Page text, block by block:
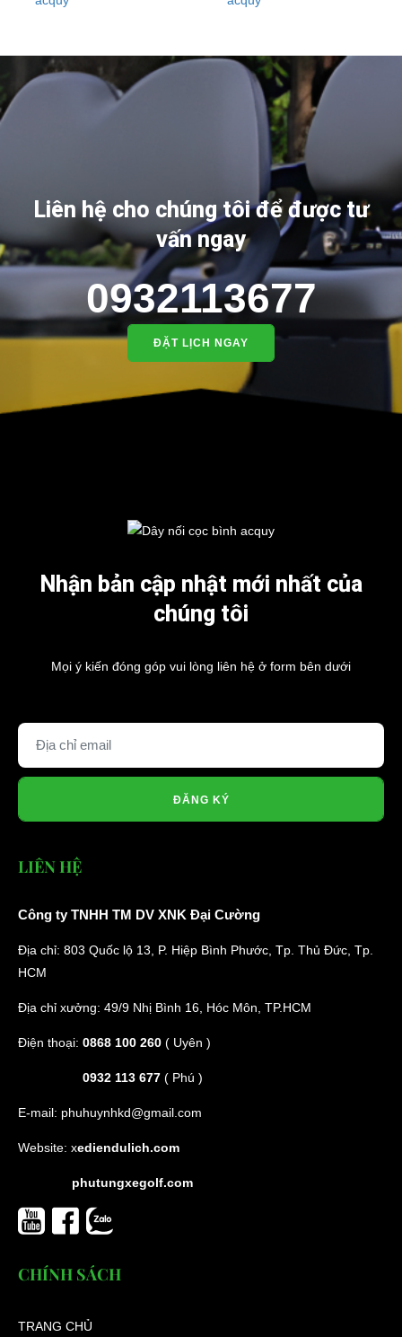
Liên hệ cho chúng tôi để được tư
vấn ngay
0932113677
ĐẶT LỊCH NGAY
Nhận bản cập nhật mới nhất của
chúng tôi
Mọi ý kiến đóng góp vui lòng liên hệ ở form bên dưới
ĐĂNG KÝ
LIÊN HỆ
Công ty TNHH TM DV XNK Đại Cường
Địa chỉ: 803 Quốc lộ 13, P. Hiệp Bình Phước, Tp. Thủ Đức, Tp.
HCM
Địa chỉ xưởng: 49/9 Nhị Bình 16, Hóc Môn, TP.HCM
Điện thoại: 0868 100 260 ( Uyên )
0932 113 677 ( Phú )
E-mail: phuhuynhkd@gmail.com
Website: xediendulich.com
phutungxegolf.com
CHÍNH SÁCH
TRANG CHỦ